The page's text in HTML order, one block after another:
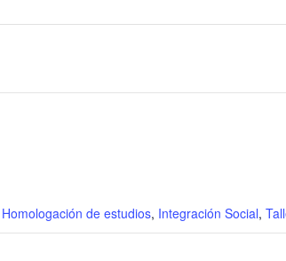
Homologación de estudios, Integración Social,